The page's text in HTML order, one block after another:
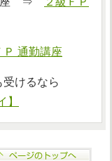
Ｐ 通勤講座
受けるなら
】